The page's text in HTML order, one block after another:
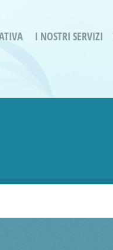
I NOSTRI SERVIZI
Bessimo Due